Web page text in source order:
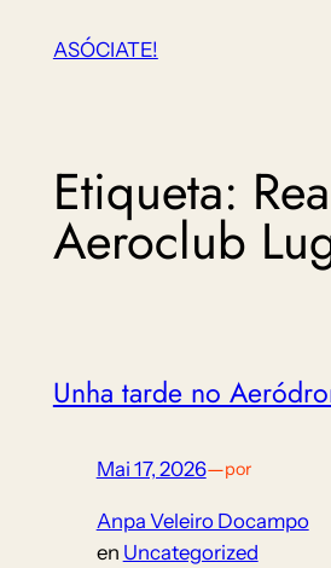
ASÓCIATE!
Etiqueta:
Aeroclub
Unha tarde no
Mai 17, 2026—por
Anpa Veleiro Docampo
en Uncategorized